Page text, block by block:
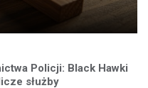
Policji: Black Hawki
służby